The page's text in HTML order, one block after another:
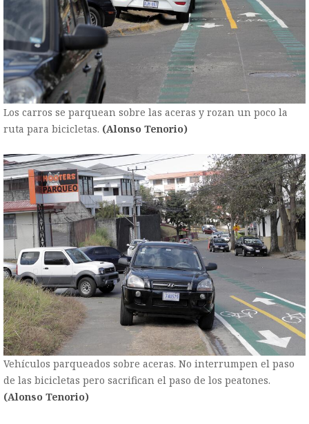
Los carros se parquean sobre las aceras y rozan un poco la
ruta para bicicletas. (Alonso Tenorio)
Vehículos parqueados sobre aceras. No interrumpen el paso
de las bicicletas pero sacrifican el paso de los peatones.
(Alonso Tenorio)